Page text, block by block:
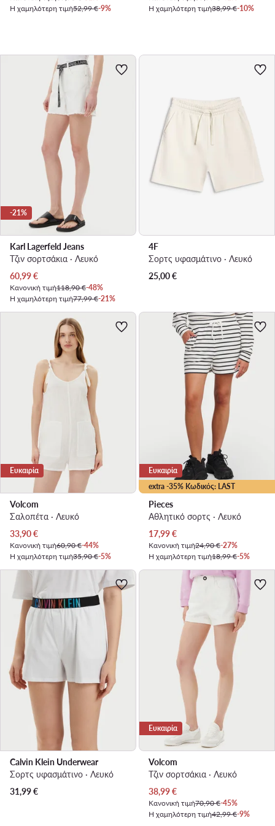
Η χαμηλότερη τιμή52,99 €-9%
Η χαμηλότερη τιμή38,99 €-10%
-21%
Karl Lagerfeld Jeans
Τζιν σορτσάκια · Λευκό
Τρέχουσα τιμή
60,99€
Κανονική τιμή118,90 €-48%
Η χαμηλότερη τιμή77,99 €-21%
4F
Σορτς υφασμάτινο · Λευκό
25,00€
Ευκαιρία
Volcom
Σαλοπέτα · Λευκό
Τρέχουσα τιμή
33,90€
Κανονική τιμή60,90 €-44%
Η χαμηλότερη τιμή35,90 €-5%
extra -35% Κωδικός: LAST
Ευκαιρία
Pieces
Αθλητικό σορτς · Λευκό
Τρέχουσα τιμή
17,99€
Κανονική τιμή24,90 €-27%
Η χαμηλότερη τιμή18,99 €-5%
Calvin Klein Underwear
Σορτς υφασμάτινο · Λευκό
31,99€
Ευκαιρία
Volcom
Τζιν σορτσάκια · Λευκό
Τρέχουσα τιμή
38,99€
Κανονική τιμή70,90 €-45%
Η χαμηλότερη τιμή42,99 €-9%